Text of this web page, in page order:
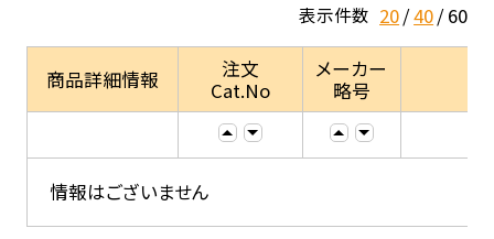
表示件数 20 40 60
商品詳細情報
注文
Cat.No
メーカー
略号
情報はございません